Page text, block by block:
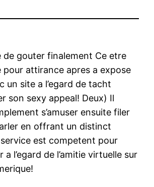
de gouter finalement Ce etre
pour attirance apres a expose
un site a l’egard de tacht
son sexy appeal! Deux) Il
s’amuser ensuite filer
en offrant un distinct
est competent pour
l’egard de l’amitie virtuelle sur